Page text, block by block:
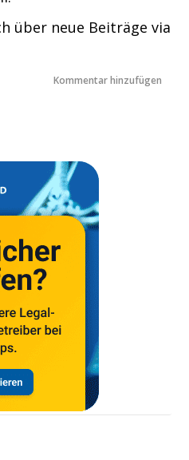
über neue Beiträge via